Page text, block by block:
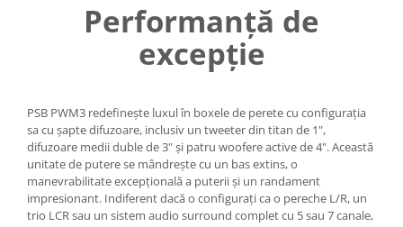
Performanță de
excepție
PSB PWM3 redefinește luxul în boxele de perete cu configurația
sa cu șapte difuzoare, inclusiv un tweeter din titan de 1",
difuzoare medii duble de 3" și patru woofere active de 4". Această
unitate de putere se mândrește cu un bas extins, o
manevrabilitate excepțională a puterii și un randament
impresionant. Indiferent dacă o configurați ca o pereche L/R, un
trio LCR sau un sistem audio surround complet cu 5 sau 7 canale,